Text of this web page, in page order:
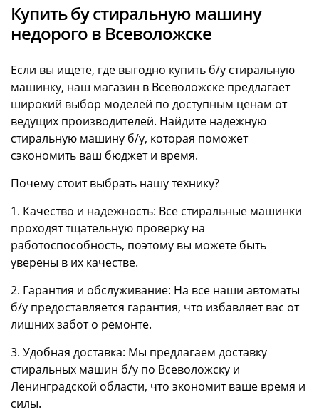
Купить бу стиральную машину
недорого в Всеволожске
Если вы ищете, где выгодно купить б/у стиральную
машинку, наш магазин в Всеволожске предлагает
широкий выбор моделей по доступным ценам от
ведущих производителей. Найдите надежную
стиральную машину б/у, которая поможет
сэкономить ваш бюджет и время.
Почему стоит выбрать нашу технику?
1. Качество и надежность: Все стиральные машинки
проходят тщательную проверку на
работоспособность, поэтому вы можете быть
уверены в их качестве.
2. Гарантия и обслуживание: На все наши автоматы
б/у предоставляется гарантия, что избавляет вас от
лишних забот о ремонте.
3. Удобная доставка: Мы предлагаем доставку
стиральных машин б/у по Всеволожску и
Ленинградской области, что экономит ваше время и
силы.